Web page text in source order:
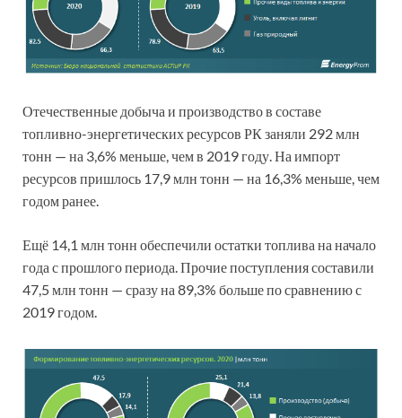
Отечественные добыча и производство в составе
топливно-энергетических ресурсов РК заняли 292 млн
тонн — на 3,6% меньше, чем в 2019 году. На импорт
ресурсов пришлось 17,9 млн тонн — на 16,3% меньше, чем
годом ранее.
Ещё 14,1 млн тонн обеспечили остатки топлива на начало
года с прошлого периода. Прочие поступления составили
47,5 млн тонн — сразу на 89,3% больше по сравнению с
2019 годом.